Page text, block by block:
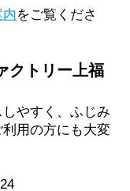
をご覧くださ
クトリー上福
やすく、ふじみ
用の方にも大変